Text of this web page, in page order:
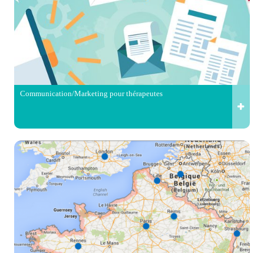
Communication/Marketing pour thérapeutes